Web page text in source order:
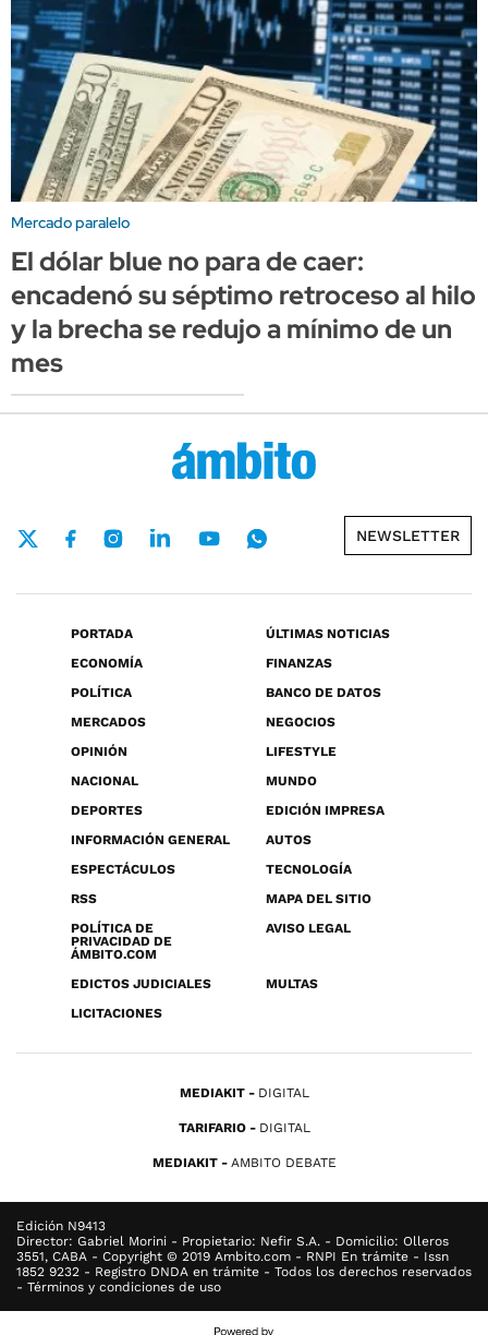
Mercado paralelo
El dólar blue no para de caer:
encadenó su séptimo retroceso al hilo
y la brecha se redujo a mínimo de un
mes
NEWSLETTER
PORTADA
ÚLTIMAS NOTICIAS
ECONOMÍA
FINANZAS
POLÍTICA
BANCO DE DATOS
MERCADOS
NEGOCIOS
OPINIÓN
LIFESTYLE
NACIONAL
MUNDO
DEPORTES
EDICIÓN IMPRESA
INFORMACIÓN GENERAL
AUTOS
ESPECTÁCULOS
TECNOLOGÍA
RSS
MAPA DEL SITIO
POLÍTICA DE
PRIVACIDAD DE
ÁMBITO.COM
AVISO LEGAL
EDICTOS JUDICIALES
MULTAS
LICITACIONES
MEDIAKIT DIGITAL
TARIFARIO DIGITAL
MEDIAKIT AMBITO DEBATE
Edición N9413
Director: Gabriel Morini - Propietario: Nefir S.A. - Domicilio: Olleros
3551, CABA - Copyright © 2019 Ambito.com - RNPI En trámite - Issn
1852 9232 - Registro DNDA en trámite - Todos los derechos reservados
- Términos y condiciones de uso